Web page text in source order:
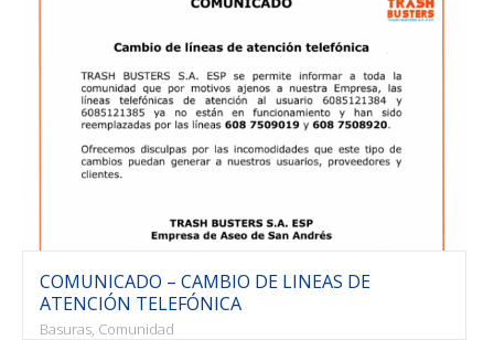
COMUNICADO – CAMBIO DE LINEAS DE
ATENCIÓN TELEFÓNICA
Basuras, Comunidad